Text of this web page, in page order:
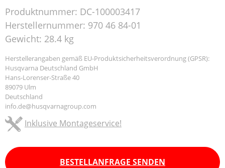
Produktnummer: DC-100003417
Herstellernummer: 970 46 84-01
Gewicht: 28.4 kg
Herstellerangaben gemäß EU-Produktsicherheitsverordnung (GPSR):
Husqvarna Deutschland GmbH
Hans-Lorenser-Straße 40
89079 Ulm
Deutschland
info.de@husqvarnagroup.com
Inklusive Montageservice!
BESTELLANFRAGE SENDEN